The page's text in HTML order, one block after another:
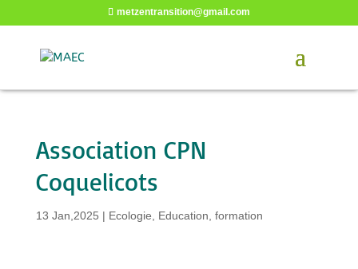
metzentransition@gmail.com
Association CPN
Coquelicots
13 Jan,2025 | Ecologie Education, formation